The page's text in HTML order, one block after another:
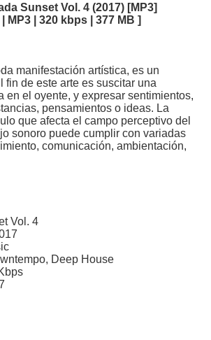
Sunset Vol. 4 (2017) [MP3]
| MP3 | 320 kbps | 377 MB ]
manifestación artística, es un
fin de este arte es suscitar una
en el oyente, y expresar sentimientos,
pensamientos o ideas. La
que afecta el campo perceptivo del
sonoro puede cumplir con variadas
comunicación, ambientación,
Vol. 4
Deep House